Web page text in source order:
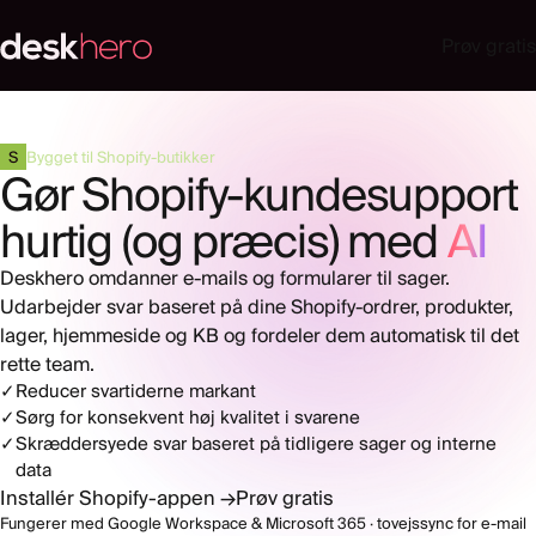
S Bygget til Shopify-butikker
Gør Shopify-kundesupport
hurtig (og præcis) med AI
Deskhero omdanner e-mails og formularer til sager.
Udarbejder svar baseret på dine Shopify-ordrer, produkter,
lager, hjemmeside og KB og fordeler dem automatisk til det
rette team.
✓ Reducer svartiderne markant
✓Sørg for konsekvent høj kvalitet i svarene
✓Skræddersyede svar baseret på tidligere sager og interne
data
Installér Shopify-appen →Prøv gratis
Fungerer med Google Workspace & Microsoft 365 · tovejssync for e-mail